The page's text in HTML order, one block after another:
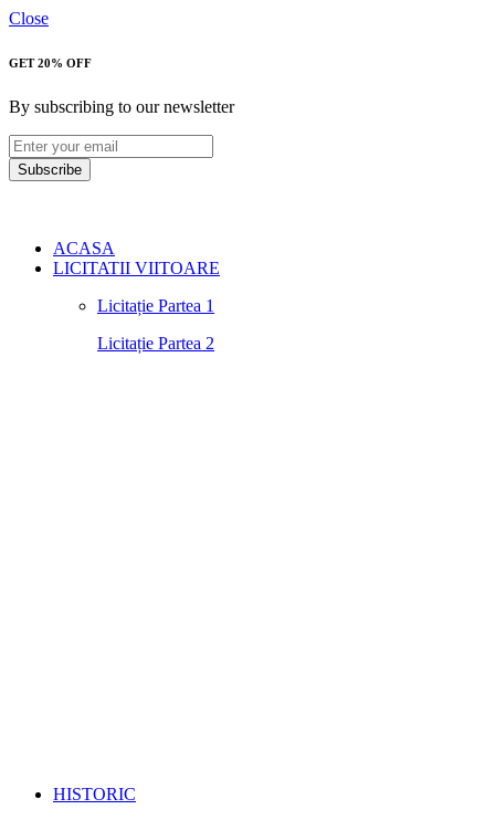
Close
GET 20% OFF
By subscribing to our newsletter
Subscribe
ACASA
LICITATII VIITOARE
Licitație Partea 1
Licitație Partea 2
HISTORIC